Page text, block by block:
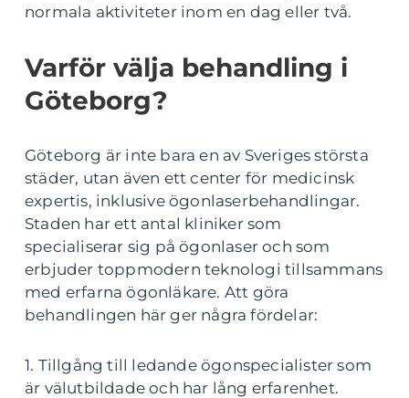
normala aktiviteter inom en dag eller två.
Varför välja behandling i
Göteborg?
Göteborg är inte bara en av Sveriges största
städer, utan även ett center för medicinsk
expertis, inklusive ögonlaserbehandlingar.
Staden har ett antal kliniker som
specialiserar sig på ögonlaser och som
erbjuder toppmodern teknologi tillsammans
med erfarna ögonläkare. Att göra
behandlingen här ger några fördelar:
1. Tillgång till ledande ögonspecialister som
är välutbildade och har lång erfarenhet.